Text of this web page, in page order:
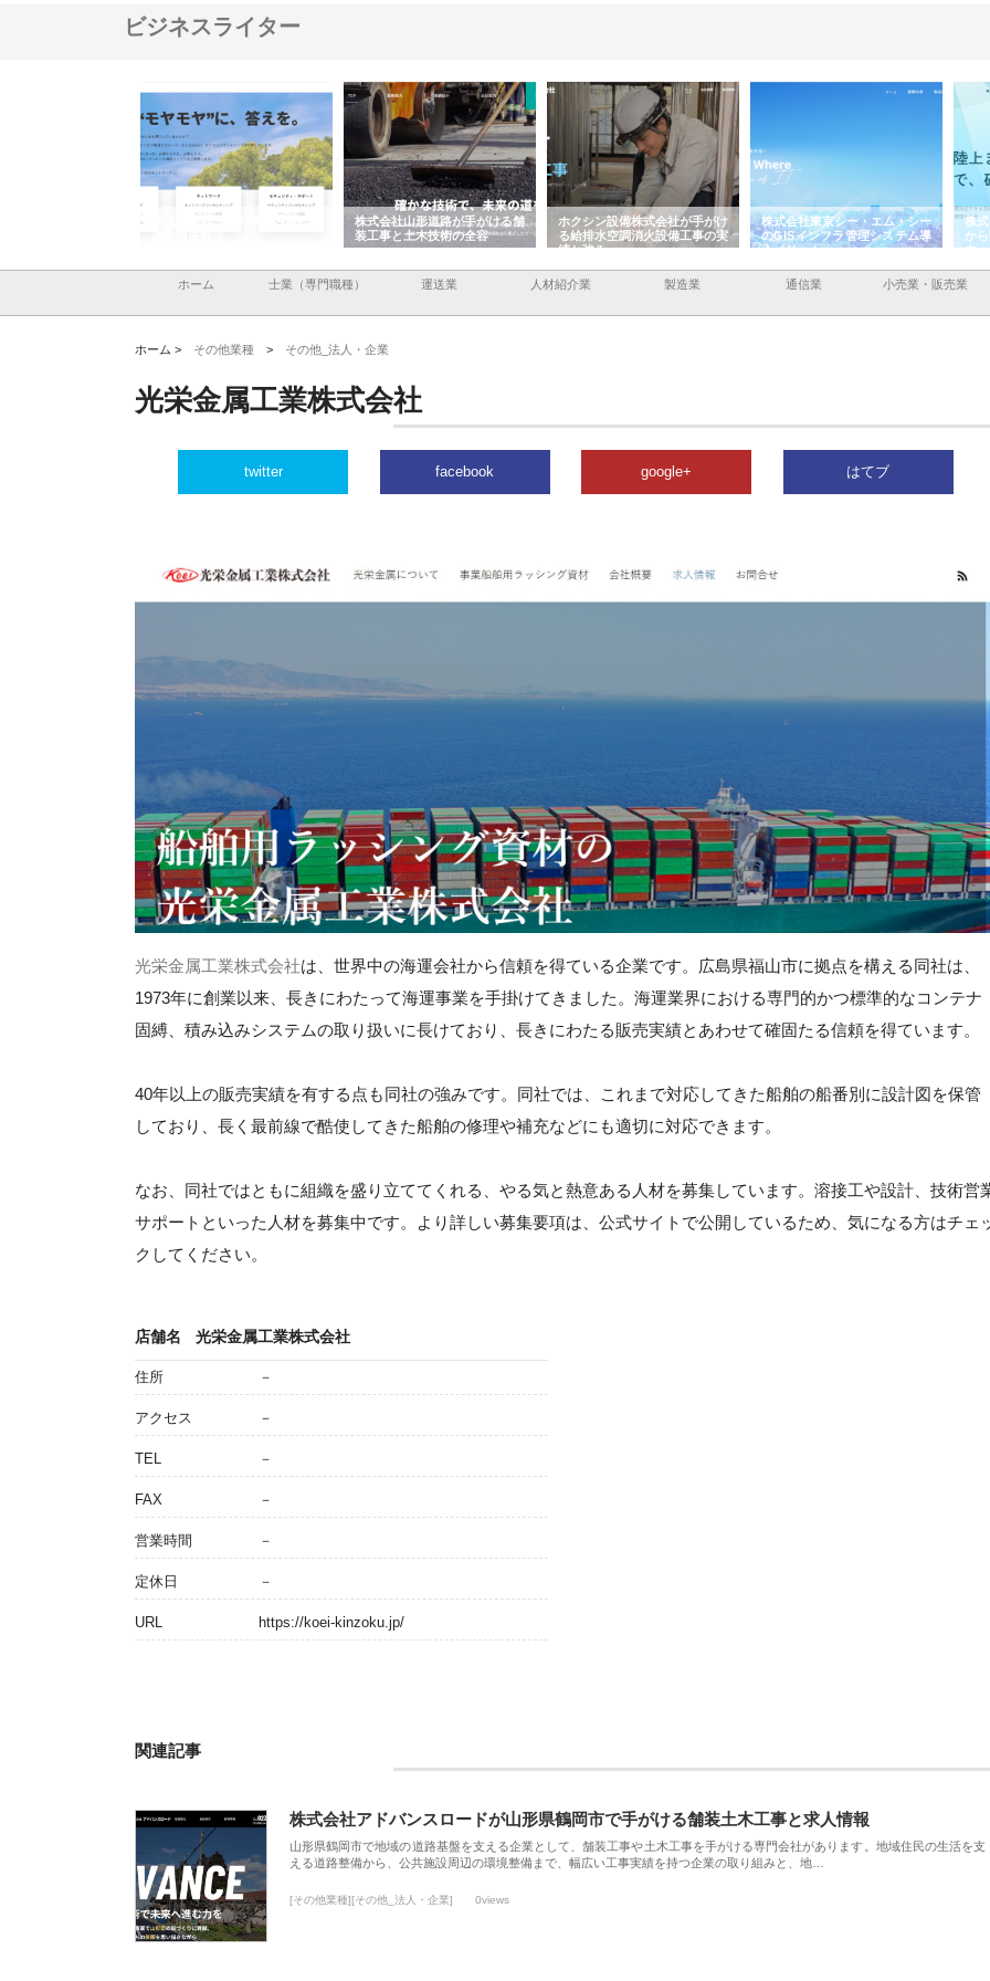
ビジネスライター
株式会社ＣＳＡの事業内容と強
株式会社山形道路が手がける舗
装工事と土木技術の全容
ホクシン設備株式会社が手がけ
る給排水空調消火設備工事の実
績と強み
株式会社東京シー・エム・シー
のGISインフラ管理システム導
入メリット
株
か
由
ホーム 士業（専門職種） 運送業 人材紹介業 製造業 通信業 小売業・販売業
ホーム > その他業種 > その他_法人・企業
光栄金属工業株式会社
twitter facebook google+ はてブ
光栄金属工業株式会社は、世界中の海運会社から信頼を得ている企業です。広島県福山市に拠点を構える同社は、
1973年に創業以来、長きにわたって海運事業を手掛けてきました。海運業界における専門的かつ標準的なコンテナ
固縛、積み込みシステムの取り扱いに長けており、長きにわたる販売実績とあわせて確固たる信頼を得ています。
40年以上の販売実績を有する点も同社の強みです。同社では、これまで対応してきた船舶の船番別に設計図を保管
しており、長く最前線で酷使してきた船舶の修理や補充などにも適切に対応できます。
なお、同社ではともに組織を盛り立ててくれる、やる気と熱意ある人材を募集しています。溶接工や設計、技術営
サポートといった人材を募集中です。より詳しい募集要項は、公式サイトで公開しているため、気になる方はチェ
クしてください。
店舗名 光栄金属工業株式会社
住所 －
アクセス －
TEL －
FAX －
営業時間 －
定休日 －
URL https://koei-kinzoku.jp/
関連記事
株式会社アドバンスロードが山形県鶴岡市で手がける舗装土木工事と求人情報
山形県鶴岡市で地域の道路基盤を支える企業として、舗装工事や土木工事を手がける専門会社があります。地域住民の生活を支
える道路整備から、公共施設周辺の環境整備まで、幅広い工事実績を持つ企業の取り組みと、地…
[その他業種][その他_法人・企業] 0views